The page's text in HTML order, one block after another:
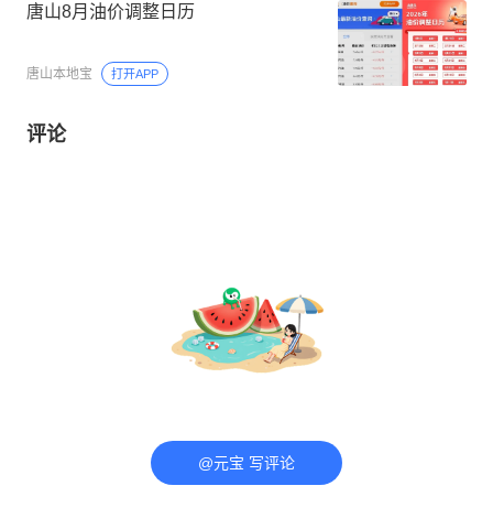
唐山8月油价调整日历
唐山本地宝 打开APP
评论
@元宝 写评论